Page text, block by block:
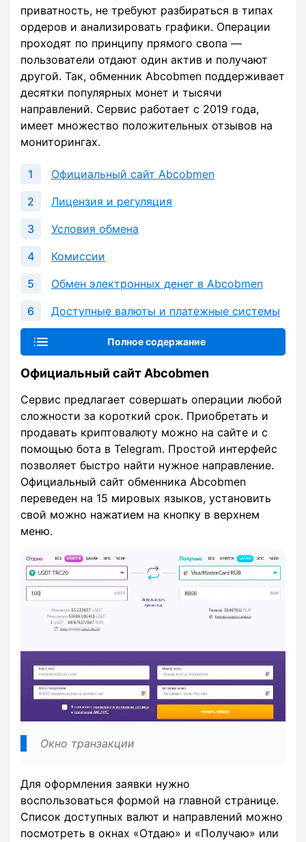
приватность, не требуют разбираться в типах
ордеров и анализировать графики. Операции
проходят по принципу прямого свопа —
пользователи отдают один актив и получают
другой. Так, обменник Abcobmen поддерживает
десятки популярных монет и тысячи
направлений. Сервис работает с 2019 года,
имеет множество положительных отзывов на
мониторингах.
Официальный сайт Abcobmen
Лицензия и регуляция
Условия обмена
Комиссии
Обмен электронных денег в Abcobmen
Доступные валюты и платежные системы
Полное содержание
Официальный сайт Abcobmen
Сервис предлагает совершать операции любой
сложности за короткий срок. Приобретать и
продавать криптовалюту можно на сайте и с
помощью бота в Telegram. Простой интерфейс
позволяет быстро найти нужное направление.
Официальный сайт обменника Abcobmen
переведен на 15 мировых языков, установить
свой можно нажатием на кнопку в верхнем
меню.
Окно транзакции
Для оформления заявки нужно
воспользоваться формой на главной странице.
Список доступных валют и направлений можно
посмотреть в окнах «Отдаю» и «Получаю» или